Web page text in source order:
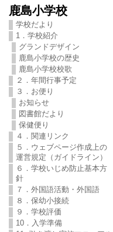
鹿島小学校
学校だより
1．学校紹介
グランドデザイン
鹿島小学校の歴史
鹿島小学校校歌
２．年間行事予定
３．お便り
お知らせ
図書館だより
保健便り
４．関連リンク
５．ウェブページ作成上の
運営規定（ガイドライン）
６．学校いじめ防止基本方
針
７．外国語活動・外国語
８．保幼小接続
９．学校評価
10．入学準備